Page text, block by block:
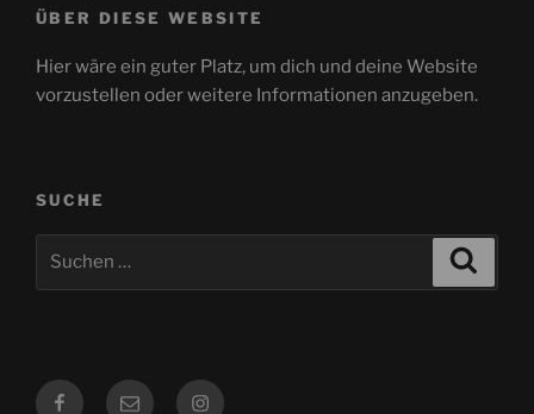
ÜBER DIESE WEBSITE
Hier wäre ein guter Platz, um dich und deine Website
vorzustellen oder weitere Informationen anzugeben.
SUCHE
Facebook
E-
Instagram